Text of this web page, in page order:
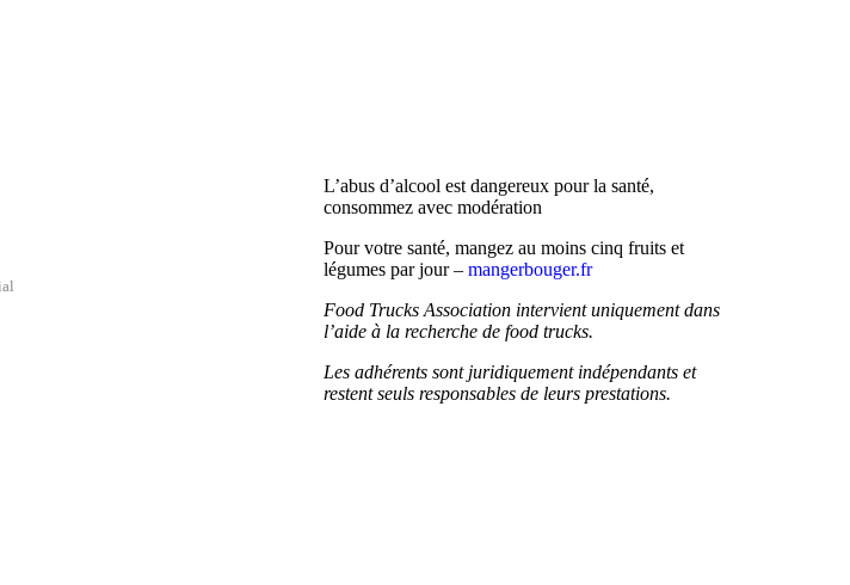
L’abus d’alcool est dangereux pour la santé,
consommez avec modération
Pour votre santé, mangez au moins cinq fruits et
légumes par jour – mangerbouger.fr
Food Trucks Association intervient uniquement dans
l’aide à la recherche de food trucks.
Les adhérents sont juridiquement indépendants et
restent seuls responsables de leurs prestations.